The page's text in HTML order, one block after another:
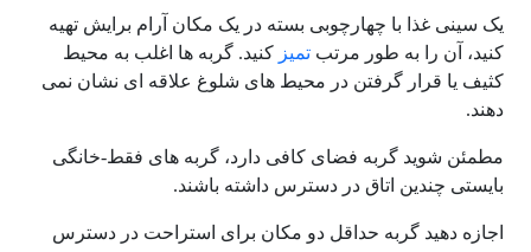
یک سینی غذا با چهارچوبی بسته در یک مکان آرام برایش تهیه
کنید، آن را به طور مرتب تمیز کنید. گربه ها اغلب به محیط
کثیف یا قرار گرفتن در محیط های شلوغ علاقه ای نشان نمی
دهند.
مطمئن شوید گربه فضای کافی دارد، گربه های فقط-خانگی
بایستی چندین اتاق در دسترس داشته باشند.
اجازه دهید گربه حداقل دو مکان برای استراحت در دسترس